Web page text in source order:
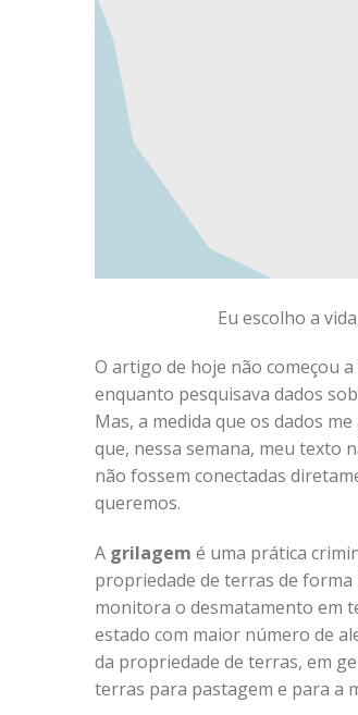
Eu escolho a
O artigo de hoje não começou
enquanto pesquisava dados
Mas, a medida que os dados
que, nessa semana, meu texto
não fossem conectadas
queremos.
A grilagem é uma prática
propriedade de terras de forma
monitora o desmatamento em
estado com maior número de
da propriedade de terras, em
terras para pastagem e para a